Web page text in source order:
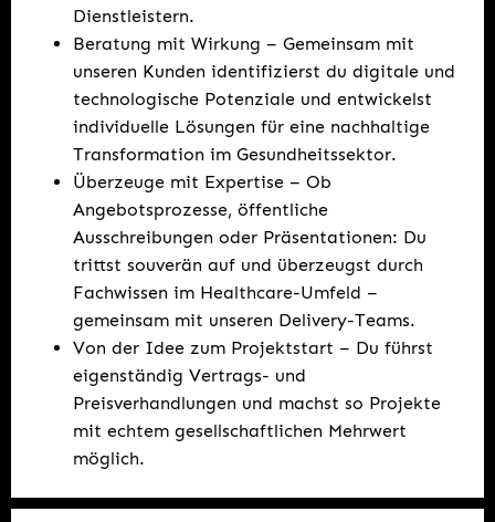
Dienstleistern.
Beratung mit Wirkung – Gemeinsam mit
unseren Kunden identifizierst du digitale und
technologische Potenziale und entwickelst
individuelle Lösungen für eine nachhaltige
Transformation im Gesundheitssektor.
Überzeuge mit Expertise – Ob
Angebotsprozesse, öffentliche
Ausschreibungen oder Präsentationen: Du
trittst souverän auf und überzeugst durch
Fachwissen im Healthcare-Umfeld –
gemeinsam mit unseren Delivery-Teams.
Von der Idee zum Projektstart – Du führst
eigenständig Vertrags- und
Preisverhandlungen und machst so Projekte
mit echtem gesellschaftlichen Mehrwert
möglich.